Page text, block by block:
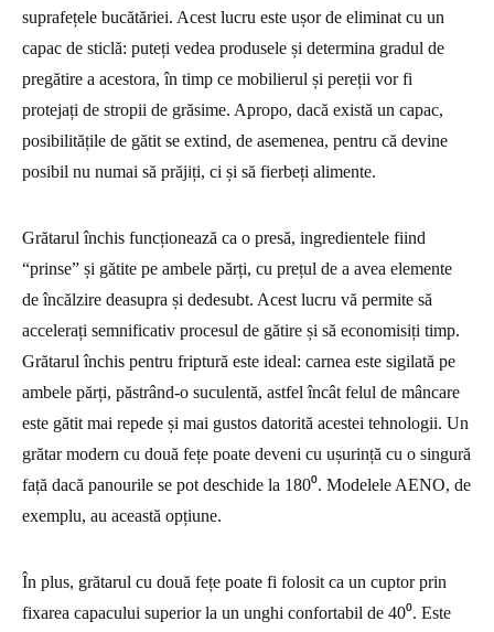
suprafețele bucătăriei. Acest lucru este ușor de eliminat cu un
capac de sticlă: puteți vedea produsele și determina gradul de
pregătire a acestora, în timp ce mobilierul și pereții vor fi
protejați de stropii de grăsime. Apropo, dacă există un capac,
posibilitățile de gătit se extind, de asemenea, pentru că devine
posibil nu numai să prăjiți, ci și să fierbeți alimente.
Grătarul închis funcționează ca o presă, ingredientele fiind
“prinse” și gătite pe ambele părți, cu prețul de a avea elemente
de încălzire deasupra și dedesubt. Acest lucru vă permite să
accelerați semnificativ procesul de gătire și să economisiți timp.
Grătarul închis pentru friptură este ideal: carnea este sigilată pe
ambele părți, păstrând-o suculentă, astfel încât felul de mâncare
este gătit mai repede și mai gustos datorită acestei tehnologii. Un
grătar modern cu două fețe poate deveni cu ușurință cu o singură
față dacă panourile se pot deschide la 180⁰. Modelele AENO, de
exemplu, au această opțiune.
În plus, grătarul cu două fețe poate fi folosit ca un cuptor prin
fixarea capacului superior la un unghi confortabil de 40⁰. Este